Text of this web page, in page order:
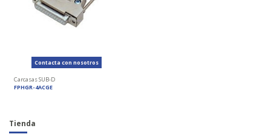
Contacta con nosotros
Carcasas SUB-D
FPHGR-4ACGE
Tienda